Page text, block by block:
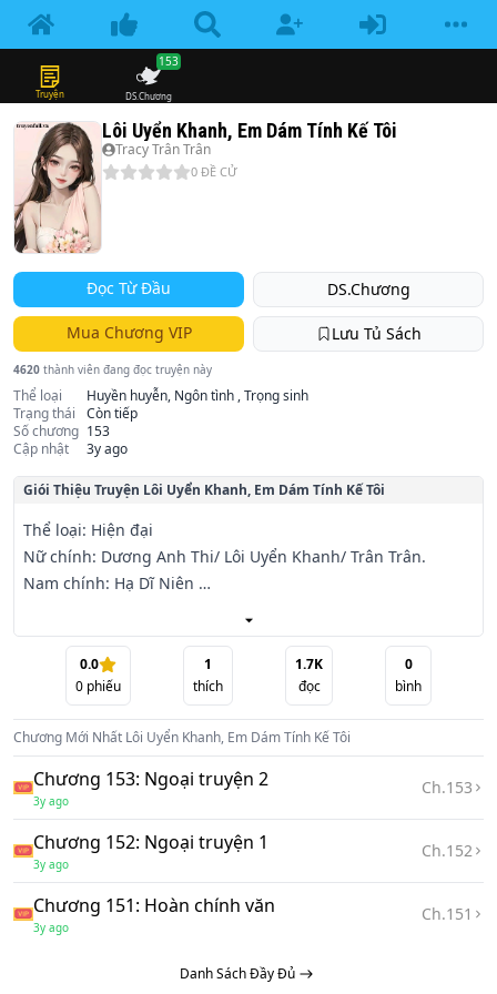
Truyện DS.Chương
153
Lôi Uyển Khanh, Em Dám Tính Kế Tôi
Tracy Trân Trân
0 ĐỀ CỬ
Đọc Từ Đầu DS.Chương
Mua Chương VIP Lưu Tủ Sách
4620 thành viên đang đọc truyện này
Thể loại
Huyền huyễn, Ngôn tình , Trọng sinh
Trạng thái
Còn tiếp
Số chương 153
Cập nhật
3y ago
Giói Thiệu Truyện Lôi Uyển Khanh, Em Dám Tính Kế Tôi
Thể loại: Hiện đại
Nữ chính: Dương Anh Thi/ Lôi Uyển Khanh/ Trân Trân.
Nam chính: Hạ Dĩ Niên
Một câu chuyện tình yêu cảu Dương Anh Thi với bốn chàng
trai nam phụ tài hoa như thiên thần và một ác quỷ vampire
khát máu.
Cô là chủ tịch của tập đoàn Yunus nhưng do đi một nước
cờ sai lầm đã khiến công ty bị phá sản, tất cả các cổ đông vì
thế đồng loạt
đuổi cô ra khỏi công ty.
Trong lúc quẫn bách cô đã bị tai nạn giao thông sau đó
trùng sinh vào Lôi Uyển Khanh, thiên kim tiểu thư của Lôi
gia cũng bị hãm
0.0
0 phiếu
1
thích
1.7K
đọc
0
bình
Chương Mới Nhất Lôi Uyển Khanh, Em Dám Tính Kế Tôi
Chương 153: Ngoại truyện 2
3y ago
Ch.153
Chương 152: Ngoại truyện 1
3y ago
Ch.152
Chương 151: Hoàn chính văn
3y ago
Ch.151
Danh Sách Đầy Đủ